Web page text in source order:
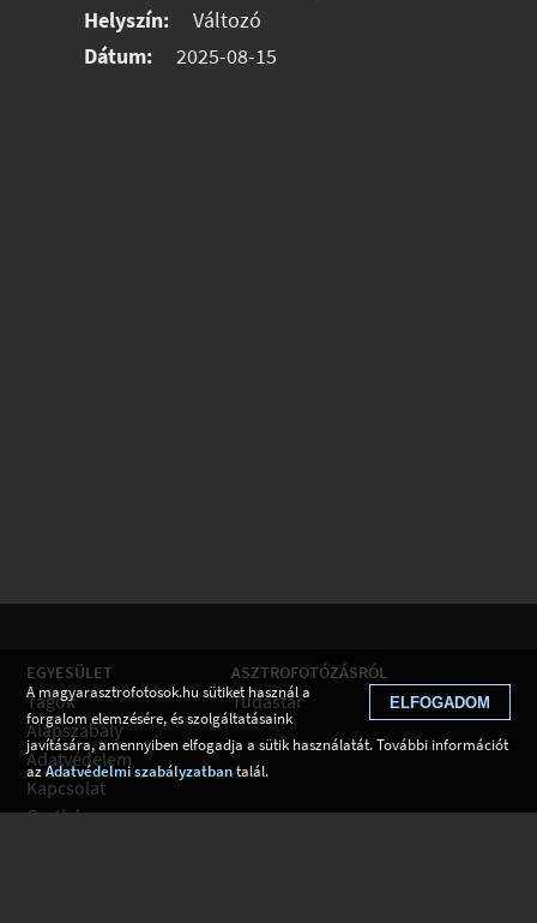
Helyszín:
Változó
Dátum:
2025-08-15
EGYESÜLET
Tagok
Alapszabály
Adatvédelem
Kapcsolat
Csatlakozom
ASZTROFOTÓZÁSRÓL
Tudástár ELFOGADOM
A magyarasztrofotosok.hu sütiket használ a
forgalom elemzésére, és szolgáltatásaink
javítására, amennyiben elfogadja a sütik használatát. További információt
azAdatvédelmi szabályzatbantalál.